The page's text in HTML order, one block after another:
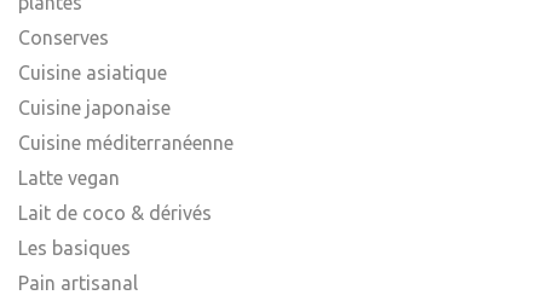
Conserves
Cuisine asiatique
Cuisine japonaise
Cuisine méditerranéenne
Latte vegan
Lait de coco & dérivés
Les basiques
Pain artisanal